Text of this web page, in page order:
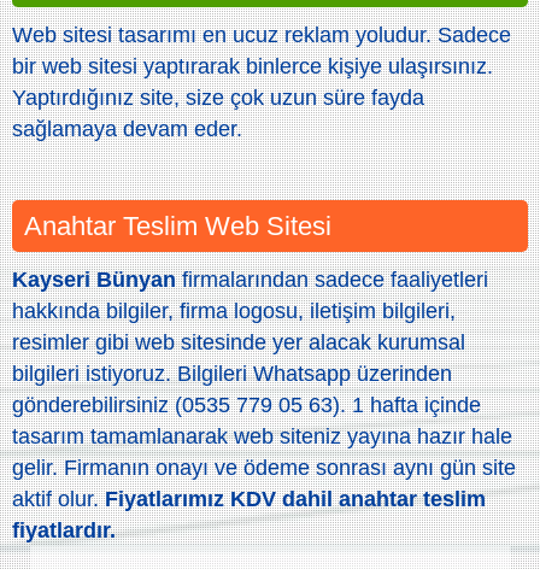
Web sitesi tasarımı en ucuz reklam yoludur. Sadece
bir web sitesi yaptırarak binlerce kişiye ulaşırsınız.
Yaptırdığınız site, size çok uzun süre fayda
sağlamaya devam eder.
Anahtar Teslim Web Sitesi
Kayseri Bünyanfirmalarından sadece faaliyetleri
hakkında bilgiler, firma logosu, iletişim bilgileri,
resimler gibi web sitesinde yer alacak kurumsal
bilgileri istiyoruz. Bilgileri Whatsapp üzerinden
gönderebilirsiniz (0535 779 05 63). 1 hafta içinde
tasarım tamamlanarak web siteniz yayına hazır hale
gelir. Firmanın onayı ve ödeme sonrası aynı gün site
aktif olur.Fiyatlarımız KDV dahil anahtar teslim
fiyatlardır.